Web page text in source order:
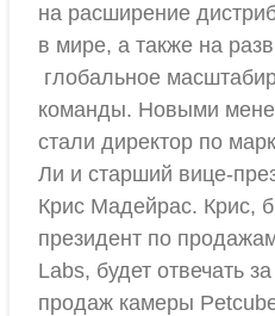
на расширение
в мире, а также на
глобальное
команды. Новыми
стали директор по
Ли и старший вице-
Крис Мадейрас. Крис,
президент по
Labs, будет отвечать
продаж камеры